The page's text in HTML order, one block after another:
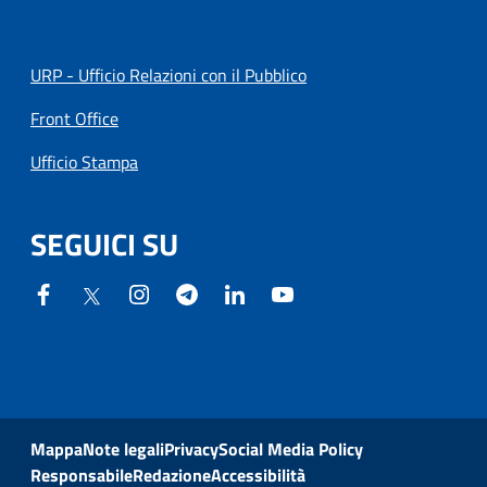
URP - Ufficio Relazioni con il Pubblico
Front Office
Ufficio Stampa
SEGUICI SU
MappaNote legaliPrivacySocial Media Policy
ResponsabileRedazioneAccessibilità